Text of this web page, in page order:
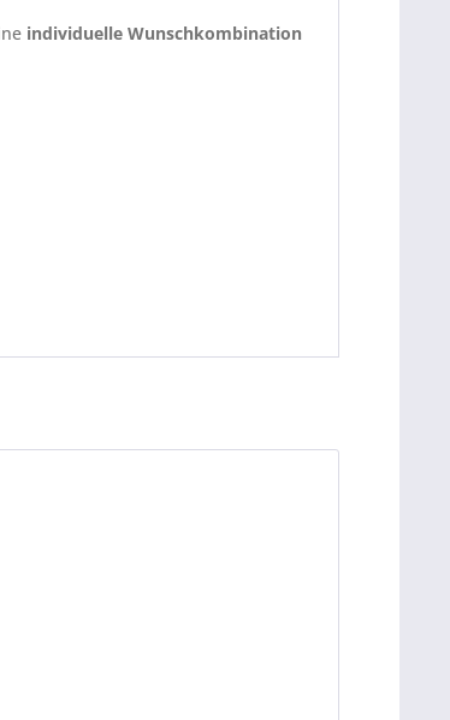
individuelle Wunschkombination